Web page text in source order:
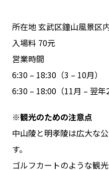
所在地 玄武区鐘山風景区
入場料 70元
営業時間
6:30 – 18:30（3 – 10月）
6:30 – 18:00（11月 – 翌年2
※観光のための注意点
中山陵と明孝陵は広大な
す。
ゴルフカートのような観